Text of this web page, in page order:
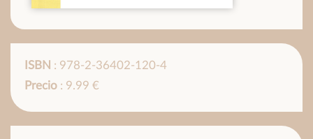
ISBN : 978-2-36402-120-4
Precio : 9.99 €